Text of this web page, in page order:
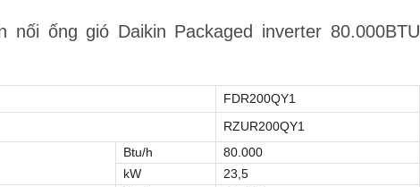
ống gió Daikin Packaged inverter 80.000BTU
FDR200QY1
RZUR200QY1
Btu/h
80.000
kW
23,5